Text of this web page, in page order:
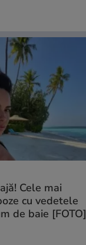
Cele mai
cu vedetele
de baie [FOTO]